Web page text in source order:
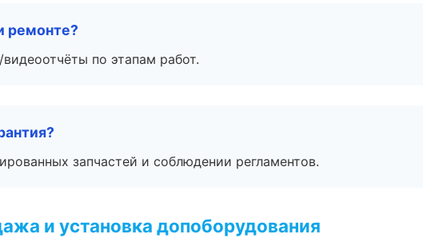
ремонте?
по этапам работ.
запчастей и соблюдении регламентов.
и установка допоборудования